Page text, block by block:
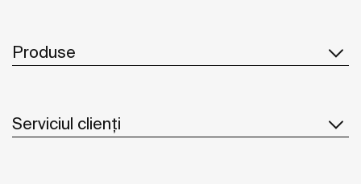
Produse
Serviciul clienți